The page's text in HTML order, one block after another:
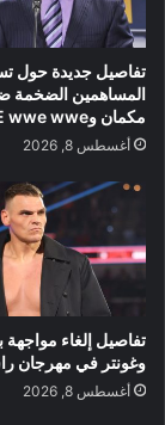
تفاصيل جديدة حول
المساهمين الضخمة
مكمان وWWE wwe wwe
أغسطس 8, 2026
تفاصيل إلغاء مواجهة
وغونتر في مهرجان
أغسطس 8, 2026